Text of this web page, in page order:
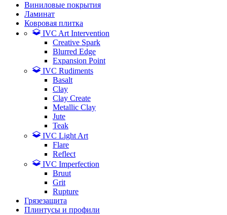
Виниловые покрытия
Ламинат
Ковровая плитка
IVC Art Intervention
Creative Spark
Blurred Edge
Expansion Point
IVC Rudiments
Basalt
Clay
Clay Create
Metallic Clay
Jute
Teak
IVC Light Art
Flare
Reflect
IVC Imperfection
Bruut
Grit
Rupture
Грязезащита
Плинтусы и профили